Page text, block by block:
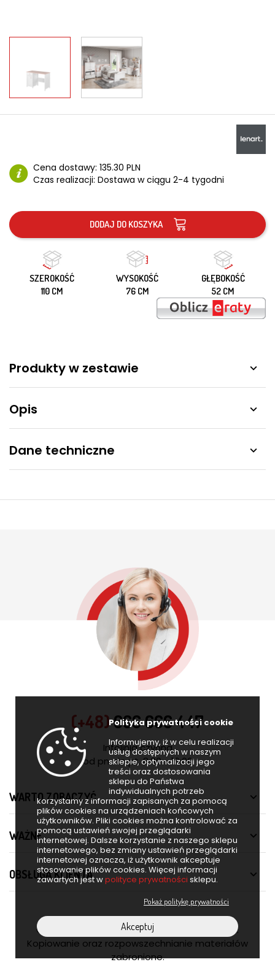
Polityka prywatności cookie
Informujemy, iż w celu realizacji
usług dostępnych w naszym
sklepie, optymalizacji jego
treści oraz dostosowania
sklepu do Państwa
indywidualnych potrzeb
korzystamy z informacji zapisanych za pomocą
plików cookies na urządzeniach końcowych
użytkowników. Pliki cookies można kontrolować za
pomocą ustawień swojej przeglądarki
internetowej. Dalsze korzystanie z naszego sklepu
internetowego, bez zmiany ustawień przeglądarki
internetowej oznacza, iż użytkownik akceptuje
stosowanie plików cookies. Więcej informacji
zawartych jest wpolityce prywatności sklepu.
Pokaż politykę prywatności
Akceptuj
Cena dostawy: 135.30 PLN
Czas realizacji: Dostawa w ciągu 2-4 tygodni
DODAJ DO KOSZYKA
SZEROKOŚĆ
110 CM
WYSOKOŚĆ
76 CM
GŁĘBOKOŚĆ
52 CM
Produkty w zestawie 
Opis 
Dane techniczne 
(+48)666 666 447
Infolinia czynna
od pn. do pt. 8:00 - 16:00
WARTO ZOBACZYĆ 
WAŻNE 
OBSŁUGA KLIENTA 
© 2026 Furnero. Wszelkie prawa zastrzeżone.
Kopiowanie oraz rozpowszechnianie materiałów
zabronione.